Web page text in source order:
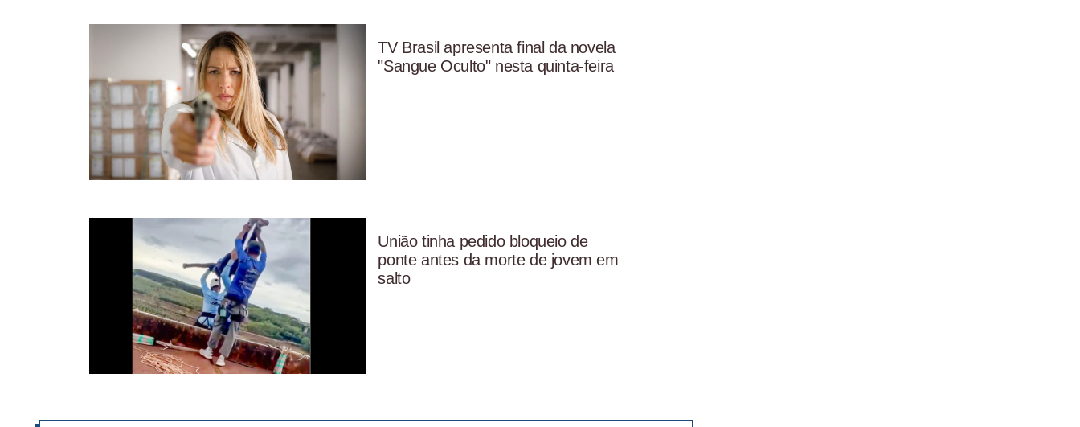
TV Brasil apresenta final da novela
"Sangue Oculto" nesta quinta-feira
União tinha pedido bloqueio de
ponte antes da morte de jovem em
salto